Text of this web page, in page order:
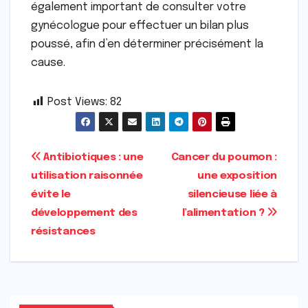
également important de consulter votre
gynécologue pour effectuer un bilan plus
poussé, afin d’en déterminer précisément la
cause.
Post Views: 82
Navigation
de
l’article
Cancer du poumon :
une exposition
silencieuse liée à
l’alimentation ?
Antibiotiques : une
utilisation raisonnée
évite le
développement des
résistances